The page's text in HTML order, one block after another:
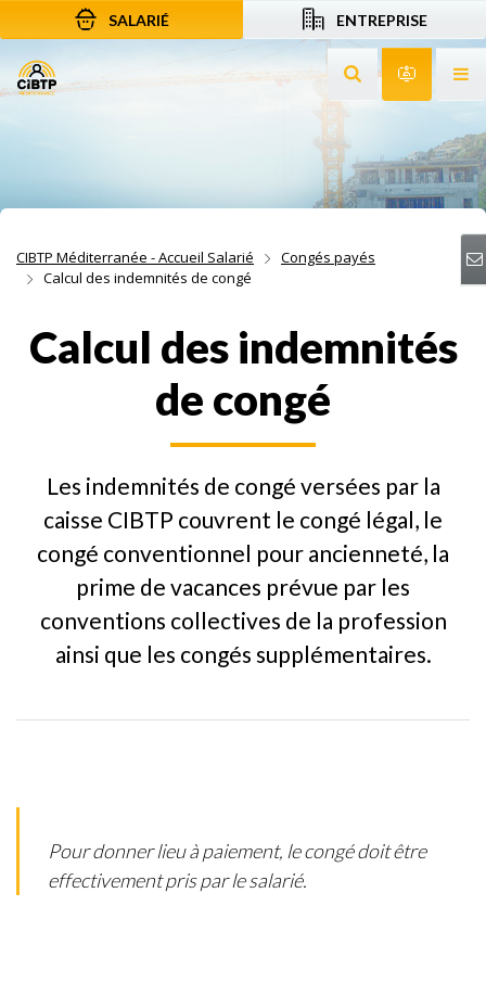
Aller au contenu
Aller à la recherche
Aller à la navigation
SALARIÉ ENTREPRISE
Rechercher sur
CIBTP Méditerranée - Accueil Salarié
Congés payés
Calcul des indemnités de congé
Calcul des indemnités
de congé
Les indemnités de congé versées par la
caisse CIBTP couvrent le congé légal, le
congé conventionnel pour ancienneté, la
prime de vacances prévue par les
conventions collectives de la profession
ainsi que les congés supplémentaires.
Pour donner lieu à paiement, le congé doit être
effectivement pris par le salarié.